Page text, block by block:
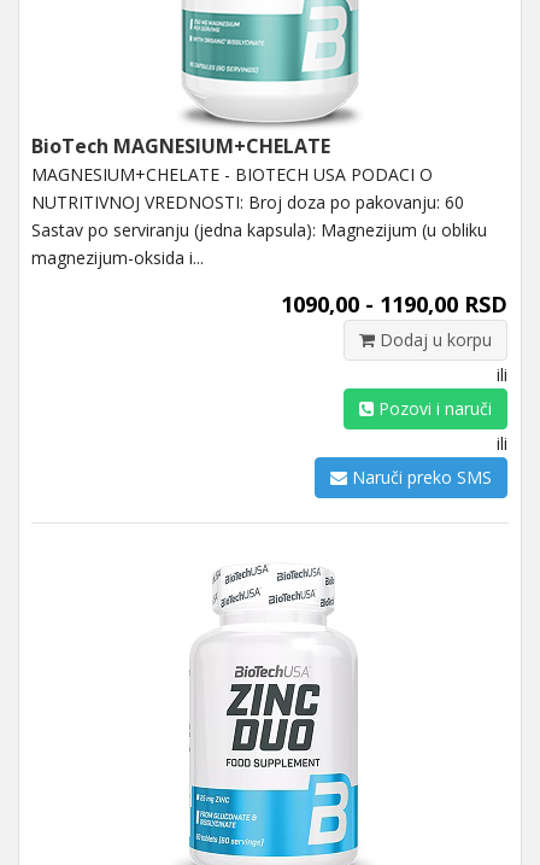
BioTech MAGNESIUM+CHELATE
MAGNESIUM+CHELATE - BIOTECH USA PODACI O
NUTRITIVNOJ VREDNOSTI: Broj doza po pakovanju: 60
Sastav po serviranju (jedna kapsula): Magnezijum (u obliku
magnezijum-oksida i...
1090,00 - 1190,00 RSD
Dodaj u korpu
ili
Pozovi i naruči
ili
Naruči preko SMS